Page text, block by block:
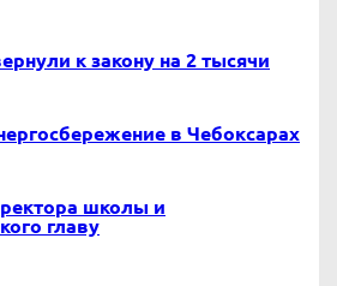
к закону на 2 тысячи
в Чебоксарах
школы и
главу